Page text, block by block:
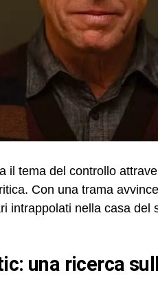
il tema del controllo
Con una trama
intrappolati nella casa del
una ricerca